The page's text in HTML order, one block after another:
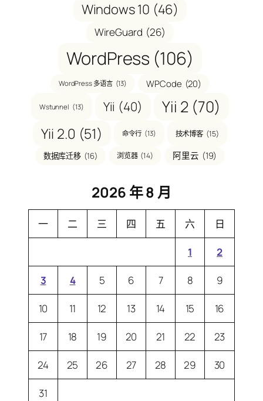
Windows 10 (46)
WireGuard (26)
WordPress (106)
WordPress 多语言 (13) WPCode (20)
Wstunnel (13) Yii (40) Yii 2 (70)
Yii 2.0 (51) 命令行 (13) 技术博客 (15)
数据库迁移 (16) 浏览器 (14) 阿里云 (19)
2026 年 8 月
一 二 三 四 五 六 日
1 2
3 4 5 6 7 8 9
10 11 12 13 14 15 16
17 18 19 20 21 22 23
24 25 26 27 28 29 30
31